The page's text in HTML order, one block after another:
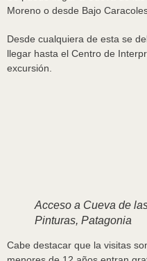
Moreno o desde Bajo
Desde cualquiera de esta se
llegar hasta el Centro de
excursión.
Acceso a Cueva de
Pinturas, Patagonia
Cabe destacar que la visitas